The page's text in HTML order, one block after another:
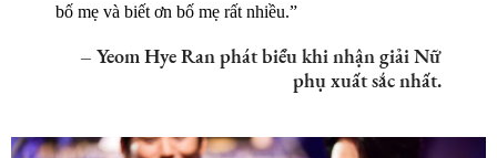
bố mẹ và biết ơn bố mẹ rất nhiều.”
– Yeom Hye Ran phát biểu khi nhận giải Nữ
phụ xuất sắc nhất.